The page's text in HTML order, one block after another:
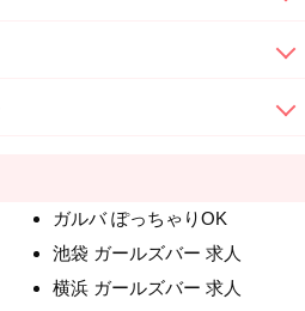
ガルバ ぽっちゃりOK
池袋 ガールズバー 求人
横浜 ガールズバー 求人